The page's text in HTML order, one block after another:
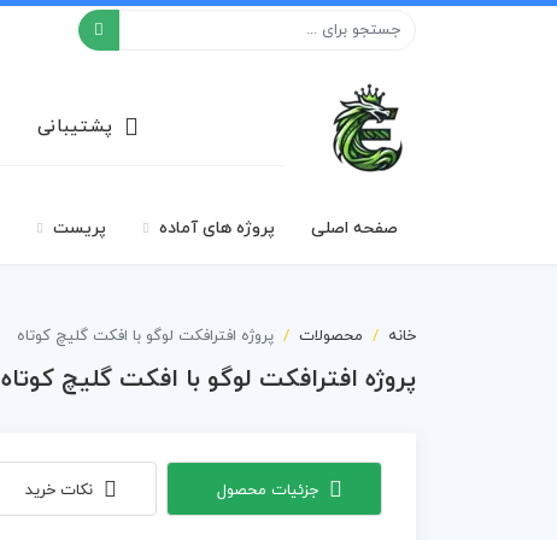
پشتیبانی
صفحه اصلی پروژه های آماده پریست
خانه محصولات پروژه افترافکت لوگو با افکت گلیچ کوتاه
پروژه افترافکت لوگو با افکت گلیچ کوتاه
جزئیات محصول نکات خرید